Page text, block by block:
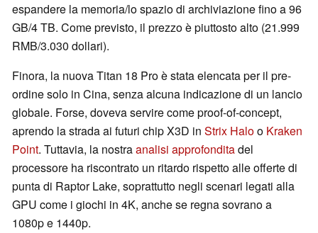
espandere la memoria/lo spazio di archiviazione fino a 96
GB/4 TB. Come previsto, il prezzo è piuttosto alto (21.999
RMB/3.030 dollari).
Finora, la nuova Titan 18 Pro è stata elencata per il pre-
ordine solo in Cina, senza alcuna indicazione di un lancio
globale. Forse, doveva servire come proof-of-concept,
aprendo la strada ai futuri chip X3D in Strix Haloo Kraken
Point. Tuttavia, la nostraanalisi approfonditadel
processore ha riscontrato un ritardo rispetto alle offerte di
punta di Raptor Lake, soprattutto negli scenari legati alla
GPU come i giochi in 4K, anche se regna sovrano a
1080p e 1440p.